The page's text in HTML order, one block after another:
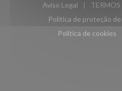
Aviso Legal
((abre numa nova
Política de proteção
Política de cookies
((abre